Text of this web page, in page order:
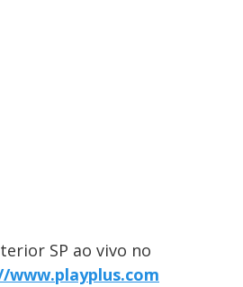
SP ao vivo no
www.playplus.com